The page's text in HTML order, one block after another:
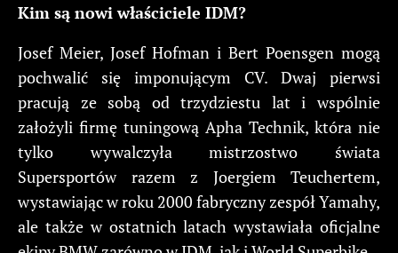
Kim są nowi właściciele IDM?
Josef Meier, Josef Hofman i Bert Poensgen mogą
pochwalić się imponującym CV. Dwaj pierwsi
pracują ze sobą od trzydziestu lat i wspólnie
założyli firmę tuningową Apha Technik, która nie
tylko wywalczyła mistrzostwo świata
Supersportów razem z Joergiem Teuchertem,
wystawiając w roku 2000 fabryczny zespół Yamahy,
ale także w ostatnich latach wystawiała oficjalne